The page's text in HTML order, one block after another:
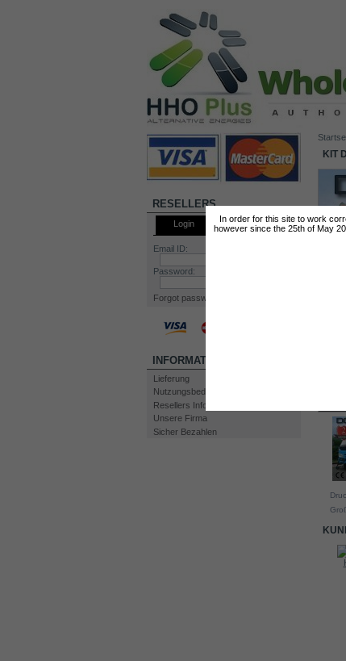
In order for this site to work
however since the 25th of May
RESELLERS
Login
Email ID:
Password:
Forgot password?
INFORMATION
Lieferung
Nutzungsbedingungen
Resellers Information
Unsere Firma
Sicher Bezahlen
KIT